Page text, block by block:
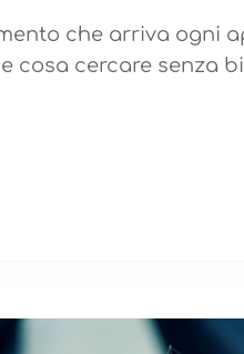
che arriva ogni
cosa cercare senza